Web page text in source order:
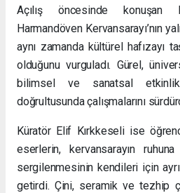
Açılış öncesinde konuşan
Harmandöven Kervansarayı’nın
aynı zamanda kültürel hafızayı
olduğunu vurguladı. Gürel,
bilimsel ve sanatsal
doğrultusunda çalışmalarını
Küratör Elif Kırkkeseli ise
eserlerin, kervansarayın
sergilenmesinin kendileri için ayrı
getirdi. Çini, seramik ve tezhip